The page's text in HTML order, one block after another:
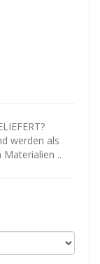
werden als
..